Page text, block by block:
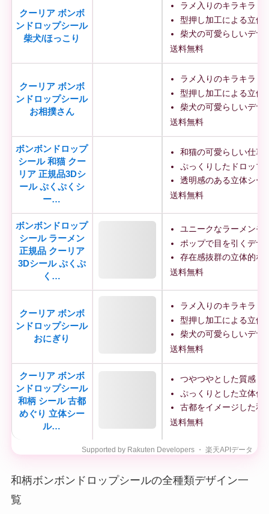
クーリア ボンボ
ンドロップシール
柴犬/ほっこり
ラメ入りのキラキラし
型押し加工による立体
柴犬の可愛らしいデザ
送料無料
クーリア ボンボ
ンドロップシール
お相撲さん
ラメ入りのキラキラし
型押し加工による立体
柴犬の可愛らしいデザ
送料無料
ボンボンドロップ
シール 和猫 クー
リア 正規品3Dシ
ール ぷくぷくシ
ー…
和猫の可愛らしい仕草
ぷっくりしたドロップ
透明感のある立体シー
送料無料
ボンボンドロップ
シール ラーメン
正規品 クーリア
3Dシール ぷくぷ
く…
ユニークなラーメンモ
ポップで目を引くデザ
存在感抜群の立体的な
送料無料
クーリア ボンボ
ンドロップシール
おにぎり
ラメ入りのキラキラし
型押し加工による立体
柴犬の可愛らしいデザ
送料無料
クーリア ボンボ
ンドロップシール
和柄 シール 古都
めぐり 立体シー
ル…
つやつやとした質感
ぷっくりとした立体仕
古都をイメージした和
送料無料
和柄ボンボンドロップシールの全種類デザイン一
覧